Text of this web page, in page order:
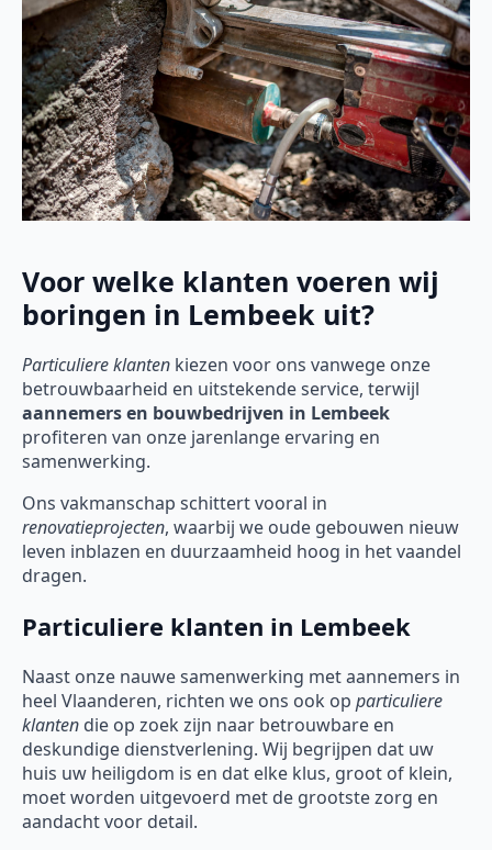
Voor welke klanten voeren wij
boringen in Lembeek uit?
Particuliere klanten kiezen voor ons vanwege onze
betrouwbaarheid en uitstekende service, terwijl
aannemers en bouwbedrijven in Lembeek
profiteren van onze jarenlange ervaring en
samenwerking.
Ons vakmanschap schittert vooral in
renovatieprojecten, waarbij we oude gebouwen nieuw
leven inblazen en duurzaamheid hoog in het vaandel
dragen.
Particuliere klanten in Lembeek
Naast onze nauwe samenwerking met aannemers in
heel Vlaanderen, richten we ons ook op particuliere
klanten die op zoek zijn naar betrouwbare en
deskundige dienstverlening. Wij begrijpen dat uw
huis uw heiligdom is en dat elke klus, groot of klein,
moet worden uitgevoerd met de grootste zorg en
aandacht voor detail.